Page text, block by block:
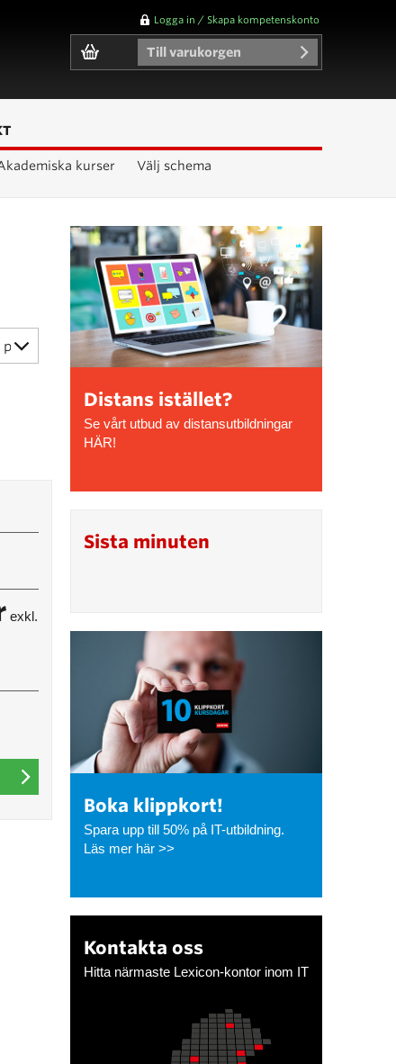
Logga in / Skapa kompetenskonto
Till varukorgen
kurser Välj schema
exkl.
Distans istället?
Se vårt utbud av distansutbildningar
HÄR!
Sista minuten
Boka klippkort!
Spara upp till 50% på IT-utbildning.
Läs mer här >>
Kontakta oss
Hitta närmaste Lexicon-kontor inom IT